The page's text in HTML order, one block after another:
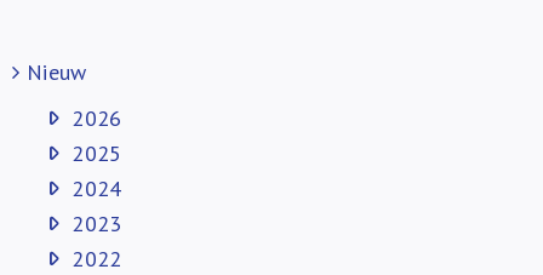
Nieuw
2026
2025
2024
2023
2022